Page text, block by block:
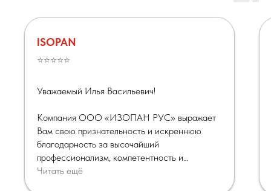
ISOPAN
⭐⭐⭐⭐⭐
Уважаемый Илья Васильевич!
Компания ООО «ИЗОПАН РУС» выражает
Вам свою признательность и искреннюю
благодарность за высочайший
профессионализм, компетентность и
оперативность в решении задач по
Читать ещё